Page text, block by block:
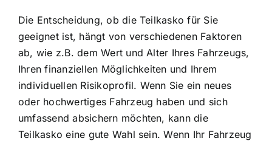
Die Entscheidung, ob die Teilkasko für Sie
geeignet ist, hängt von verschiedenen Faktoren
ab, wie z.B. dem Wert und Alter Ihres Fahrzeugs,
Ihren finanziellen Möglichkeiten und Ihrem
individuellen Risikoprofil. Wenn Sie ein neues
oder hochwertiges Fahrzeug haben und sich
umfassend absichern möchten, kann die
Teilkasko eine gute Wahl sein. Wenn Ihr Fahrzeug